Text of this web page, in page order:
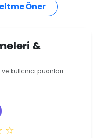
Öner
&
kullanıcı puanları
☆